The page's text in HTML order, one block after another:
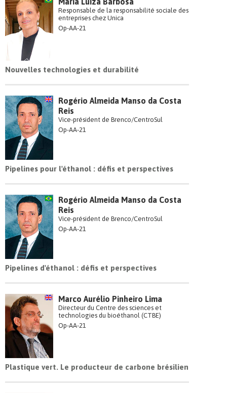
Responsable de la responsabilité sociale des
entreprises chez Unica
Op-AA-21
Nouvelles technologies et durabilité
Rogério Almeida Manso da Costa
Reis
Vice-président de Brenco/CentroSul
Op-AA-21
Pipelines pour l'éthanol : défis et perspectives
Rogério Almeida Manso da Costa
Reis
Vice-président de Brenco/CentroSul
Op-AA-21
Pipelines d'éthanol : défis et perspectives
Marco Aurélio Pinheiro Lima
Directeur du Centre des sciences et
technologies du bioéthanol (CTBE)
Op-AA-21
Plastique vert. Le producteur de carbone brésilien